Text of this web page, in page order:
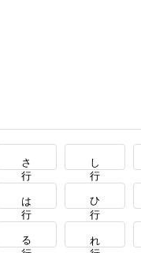
さ行 し行
は行 ひ行
る行 れ行